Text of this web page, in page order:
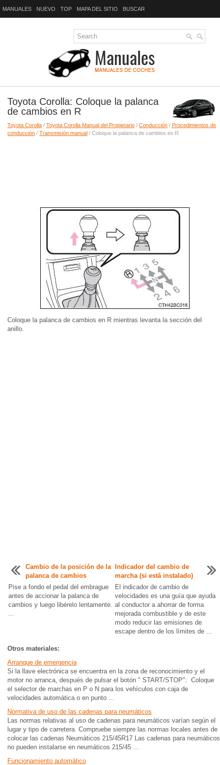
MANUALES NUEVO TOP MAPA DEL SITIO BUSCAR
Toyota Corolla: Coloque la palanca
de cambios en R
Toyota Corolla / Toyota Corolla Manual del Propietario / Conducción / Procedimientos de
conducción / Transmisión manual / Coloque la palanca de cambios en R
Coloque la palanca de cambios en R mientras levanta la sección del
anillo.
Cambio de la posición de la
palanca de cambios
Pise a fondo el pedal del embrague
antes de accionar la palanca de
cambios y luego libérelo lentamente.
...
Indicador del cambio de
marcha (si está instalado)
El indicador de cambio de
velocidades es una guía que ayuda
al conductor a ahorrar de forma
mejorada combustible y de este
modo reducir las emisiones de
escape dentro de los límites de ...
Otros materiales:
Arranque de emergencia
Si la llave electrónica se encuentra en la zona de reconocimiento y el
motor no arranca, después de pulsar el botón " START/STOP": Coloque
el selector de marchas en P o N para los vehículos con caja de
velocidades automática o en punto ...
Normativa de uso de las cadenas para neumáticos
Las normas relativas al uso de cadenas para neumáticos varían según el
lugar y tipo de carretera. Compruebe siempre las normas locales antes de
colocar las cadenas Neumáticos 215/45R17 Las cadenas para neumáticos
no pueden instalarse en neumáticos 215/45 ...
Funcionamiento automático